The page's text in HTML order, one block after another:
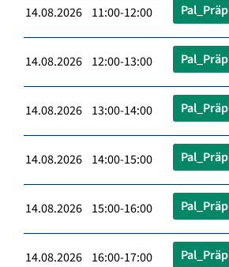
14.08.2026 11:00-12:00 Pal_Präp
14.08.2026 12:00-13:00 Pal_Präp
14.08.2026 13:00-14:00 Pal_Präp
14.08.2026 14:00-15:00 Pal_Präp
14.08.2026 15:00-16:00 Pal_Präp
14.08.2026 16:00-17:00 Pal_Präp